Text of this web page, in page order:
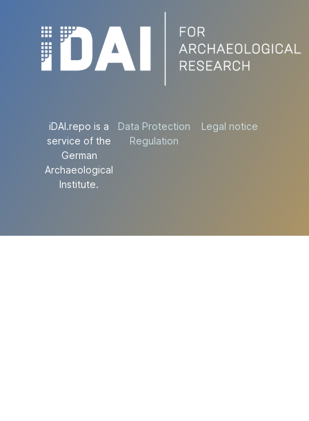
iDAI.repo is a
service of the
German
Archaeological
Institute.
Data Protection
Regulation
Legal notice